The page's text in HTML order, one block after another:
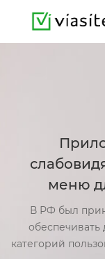
меню
В РФ был
обеспечивать
категорий